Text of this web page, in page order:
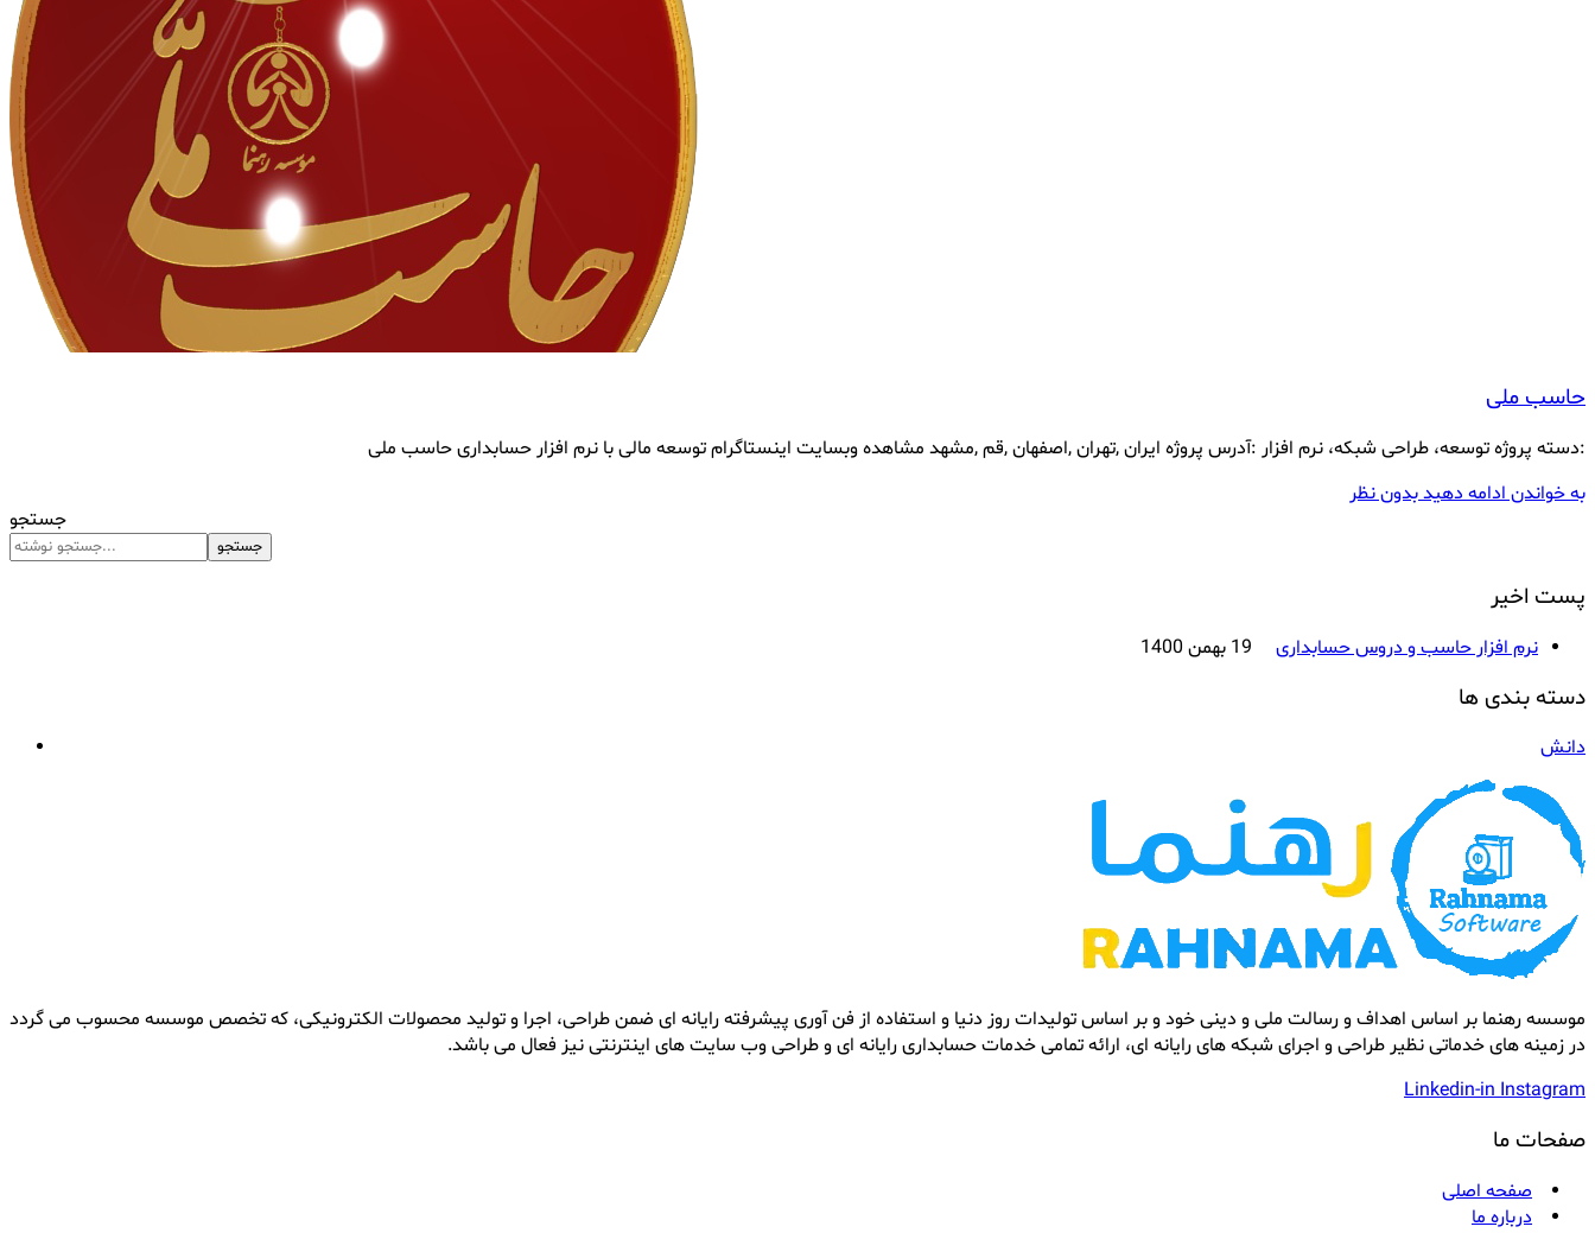
حاسب ملی
:دسته پروژه توسعه، طراحی شبکه، نرم افزار :آدرس پروژه ایران ,تهران ,اصفهان ,قم ,مشهد مشاهده وبسایت اینستاگرام توسعه مالی با نرم افزار حسابداری حاسب ملی
به خواندن ادامه دهیدبدون نظر
جستجو
جستجو
پست اخیر
نرم افزار حاسب و دروس حسابداری 19 بهمن 1400
دسته بندی ها
دانش
موسسه رهنما بر اساس اهداف و رسالت ملی و دینی خود و بر اساس تولیدات روز دنیا و استفاده از فن آوری پیشرفته رایانه ای ضمن طراحی، اجرا و تولید محصولات الکترونیکی، که تخصص موسسه محسوب می گردد
در زمینه های خدماتی نظیر طراحی و اجرای شبکه های رایانه ای، ارائه تمامی خدمات حسابداری رایانه ای و طراحی وب سایت های اینترنتی نیز فعال می باشد.
Linkedin-inInstagram
صفحات ما
صفحه اصلی
درباره ما